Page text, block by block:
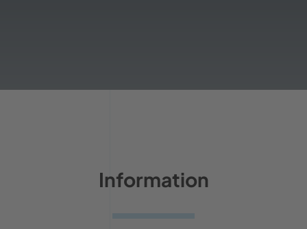
Information